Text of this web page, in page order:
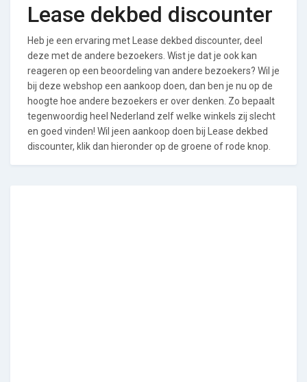
Lease dekbed discounter
Heb je een ervaring met Lease dekbed discounter, deel
deze met de andere bezoekers. Wist je dat je ook kan
reageren op een beoordeling van andere bezoekers? Wil je
bij deze webshop een aankoop doen, dan ben je nu op de
hoogte hoe andere bezoekers er over denken. Zo bepaalt
tegenwoordig heel Nederland zelf welke winkels zij slecht
en goed vinden! Wil jeen aankoop doen bij Lease dekbed
discounter, klik dan hieronder op de groene of rode knop.